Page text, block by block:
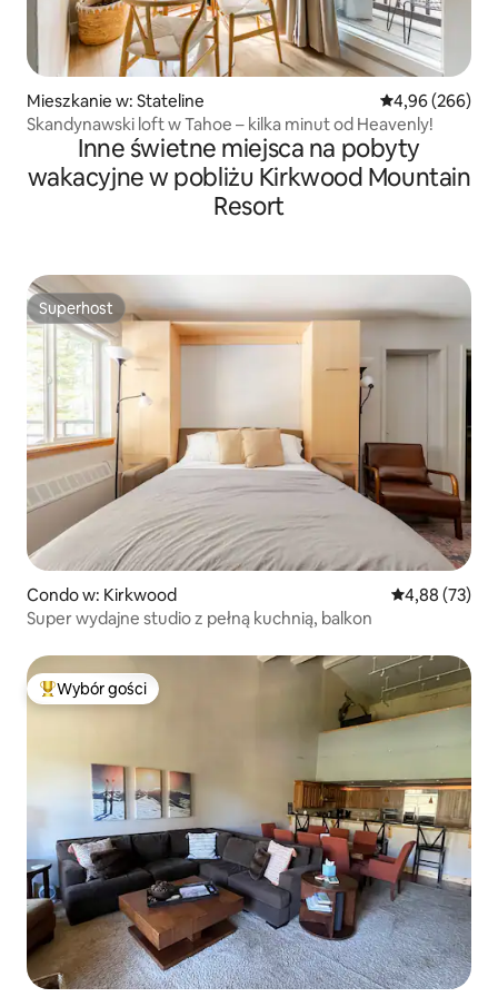
Mieszkanie w: Stateline Średnia
4,96 (266)
Skandynawski loft w Tahoe – kilka minut od Heavenly!
Inne świetne miejsca na pobyty
wakacyjne w pobliżu Kirkwood Mountain
Resort
Superhost
Superhost
Condo w: Kirkwood Średnia
4,88 (73)
Super wydajne studio z pełną kuchnią, balkon
Najpopularniejsze z kategorii Wybór gości
Wybór gości